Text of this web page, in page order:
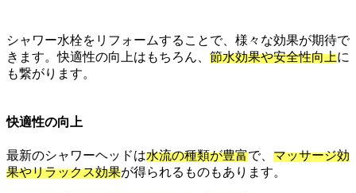
シャワー水栓をリフォームすることで、様々な効果が期待で
きます。快適性の向上はもちろん、 節水効果や安全性向上に
も繋がります。
快適性の向上
最新のシャワーヘッドは水流の種類が豊富で、 マッサージ効
果やリラックス効果が得られるものもあります。